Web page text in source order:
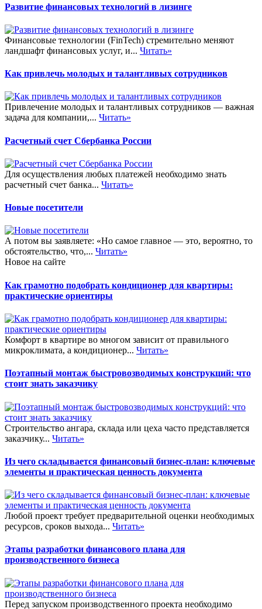
Развитие финансовых технологий в лизинге
Финансовые технологии (FinTech) стремительно меняют
ландшафт финансовых услуг, и... Читать»
Как привлечь молодых и талантливых сотрудников
Привлечение молодых и талантливых сотрудников — важная
задача для компании,... Читать»
Расчетный счет Сбербанка России
Для осуществления любых платежей необходимо знать
расчетный счет банка... Читать»
Новые посетители
А потом вы заявляете: «Но самое главное — это, вероятно, то
обстоятельство, что,... Читать»
Новое на сайте
Как грамотно подобрать кондиционер для квартиры:
практические ориентиры
Комфорт в квартире во многом зависит от правильного
микроклимата, а кондиционер... Читать»
Поэтапный монтаж быстровозводимых конструкций: что
стоит знать заказчику
Строительство ангара, склада или цеха часто представляется
заказчику... Читать»
Из чего складывается финансовый бизнес-план: ключевые
элементы и практическая ценность документа
Любой проект требует предварительной оценки необходимых
ресурсов, сроков выхода... Читать»
Этапы разработки финансового плана для
производственного бизнеса
Перед запуском производственного проекта необходимо